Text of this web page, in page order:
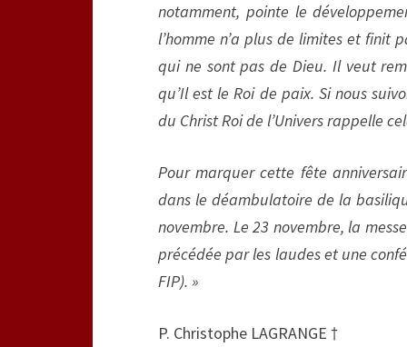
notamment, pointe le
l’homme n’a plus de limites et finit
qui ne sont pas de Dieu. Il veut
qu’Il est le Roi de paix. Si nous
du Christ Roi de l’Univers rappelle
Pour marquer cette fête
dans le déambulatoire de la
novembre. Le 23 novembre, la
précédée par les laudes et une
FIP).
P. Christophe LAGRANGE †